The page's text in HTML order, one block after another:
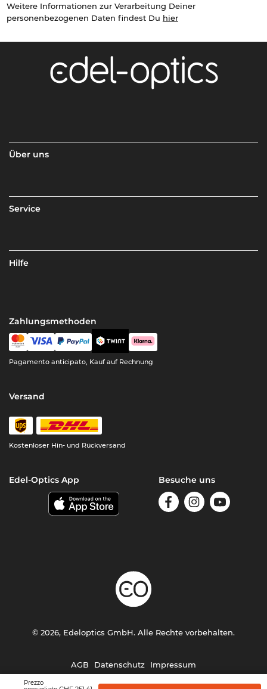
Prezzo
Weitere Informationen zur Verarbeitung Deiner
personenbezogenen Daten findest Du hier
Über uns
Service
Hilfe
Zahlungsmethoden
Pagamento anticipato, Kauf auf Rechnung
Versand
Kostenloser Hin- und Rückversand
Edel-Optics App Besuche uns
AGB Datenschutz Impressum
© 2026, Edeloptics GmbH. Alle Rechte vorbehalten.